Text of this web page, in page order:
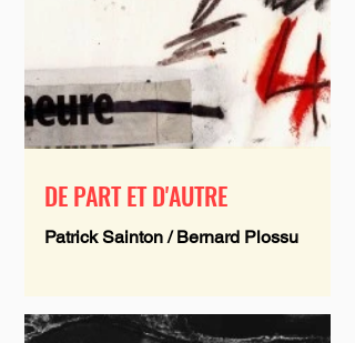
DE PART ET D'AUTRE
Patrick Sainton / Bernard Plossu